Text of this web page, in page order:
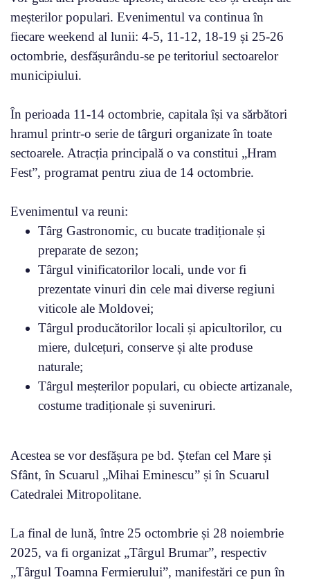
meșterilor populari. Evenimentul va continua în
fiecare weekend al lunii: 4-5, 11-12, 18-19 și 25-26
octombrie, desfășurându-se pe teritoriul sectoarelor
municipiului.
În perioada 11-14 octombrie, capitala își va sărbători
hramul printr-o serie de târguri organizate în toate
sectoarele. Atracția principală o va constitui „Hram
Fest”, programat pentru ziua de 14 octombrie.
Evenimentul va reuni:
Târg Gastronomic, cu bucate tradiționale și
preparate de sezon;
Târgul vinificatorilor locali, unde vor fi
prezentate vinuri din cele mai diverse regiuni
viticole ale Moldovei;
Târgul producătorilor locali și apicultorilor, cu
miere, dulcețuri, conserve și alte produse
naturale;
Târgul meșterilor populari, cu obiecte artizanale,
costume tradiționale și suveniruri.
Acestea se vor desfășura pe bd. Ștefan cel Mare și
Sfânt, în Scuarul „Mihai Eminescu” și în Scuarul
Catedralei Mitropolitane.
La final de lună, între 25 octombrie și 28 noiembrie
2025, va fi organizat „Târgul Brumar”, respectiv
„Târgul Toamna Fermierului”, manifestări ce pun în